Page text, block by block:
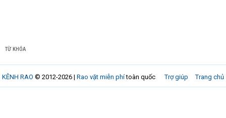
TỪ KHÓA
Trợ giúp Trang chủ
KÊNH RAO © 2012-2026 | Rao vặt miễn phítoàn quốc